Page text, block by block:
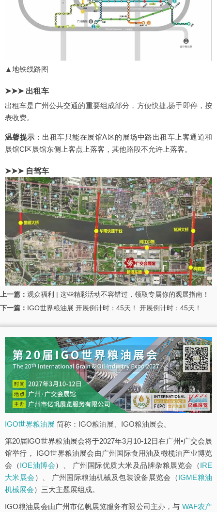
▲地铁线路图
➤➤➤ 出租车
出租车是广州公共交通的重要组成部分，方便快捷,扬手即停，按
表收费。
温馨提示 ：出租车只能在展馆A区的展场中路出租车上客通道和
展馆C区展馆东侧上客点上落客，其他路段不允许上落客。
➤➤➤ 自驾车
上一篇： 观众福利 | 这些精彩活动不容错过，领取专属你的观展指南！
下一篇： IGO世界粮油展 开展倒计时：45天！ 开展倒计时：45天！
IGO世界粮油展 简称：IGO粮油展、IGO粮油展会。
第20届IGO世界粮油展会将于2027年3月10-12日在广州•广交会展
馆举行， IGO世界粮油展会由广州国际食用油及橄榄油产业博览
会（IOE油博会）、 广州国际优质大米及品牌杂粮展览会（IRE
大米展会 ）、 广州国际粮油机械及包装设备展览会（IGME粮油
机械展会）三大主题展组成。
IGO粮油展会由广州市亿帆展览服务有限公司主办，与 WAF农产